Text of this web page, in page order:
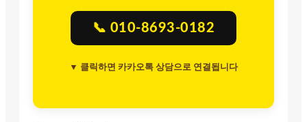
📞 010-8693-0182
▼ 클릭하면 카카오톡 상담으로 연결됩니다